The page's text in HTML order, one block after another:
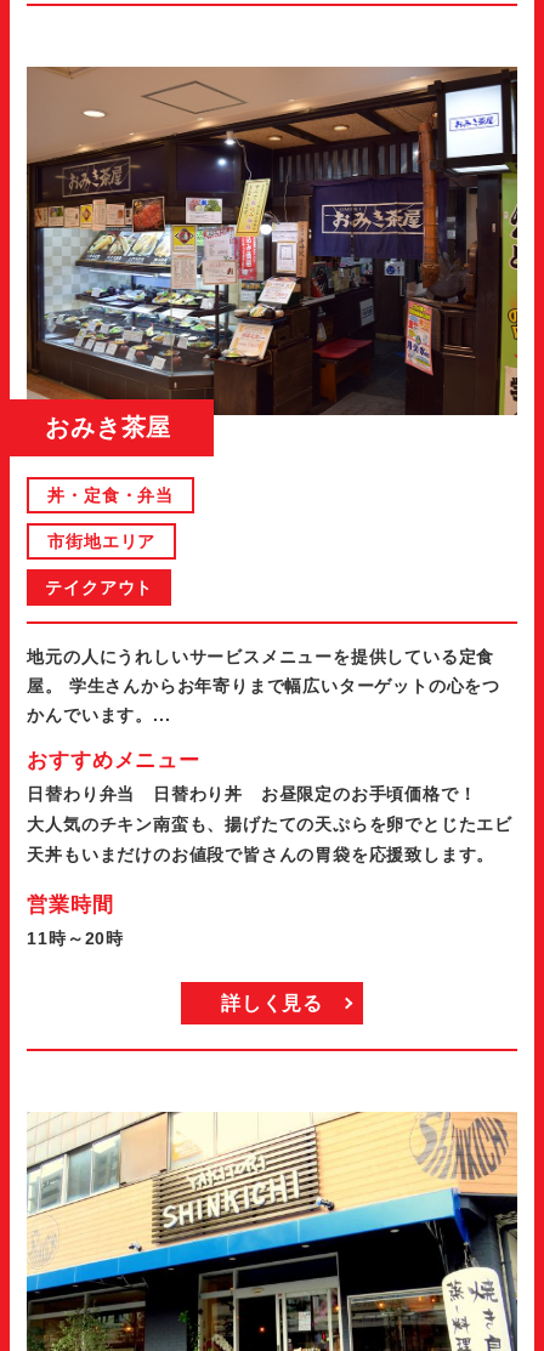
おみき茶屋
丼・定食・弁当
市街地エリア
テイクアウト
地元の人にうれしいサービスメニューを提供している定食
屋。 学生さんからお年寄りまで幅広いターゲットの心をつ
かんでいます。...
おすすめメニュー
日替わり弁当 日替わり丼 お昼限定のお手頃価格で！
大人気のチキン南蛮も、揚げたての天ぷらを卵でとじたエビ
天丼もいまだけのお値段で皆さんの胃袋を応援致します。
営業時間
11時～20時
詳しく見る